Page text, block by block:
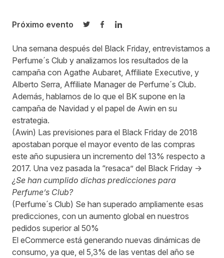
Próximo evento
Compartir en Twitter
Compartir en Facebook
Compartir en LinkedIn
Una semana después del Black Friday, entrevistamos a
Perfume´s Club y analizamos los resultados de la
campaña con Agathe Aubaret, Affiliate Executive, y
Alberto Serra, Affiliate Manager de Perfume´s Club.
Además, hablamos de lo que el BK supone en la
campaña de Navidad y el papel de Awin en su
estrategia.
(Awin) Las previsiones para el Black Friday de 2018
apostaban porque el mayor evento de las compras
este año supusiera un incremento del 13% respecto a
2017. Una vez pasada la “resaca” del Black Friday ->
¿Se han cumplido dichas predicciones para
Perfume’s Club?
(Perfume´s Club) Se han superado ampliamente esas
predicciones, con un aumento global en nuestros
pedidos superior al 50%
El eCommerce está generando nuevas dinámicas de
consumo, ya que, el 5,3% de las ventas del año se